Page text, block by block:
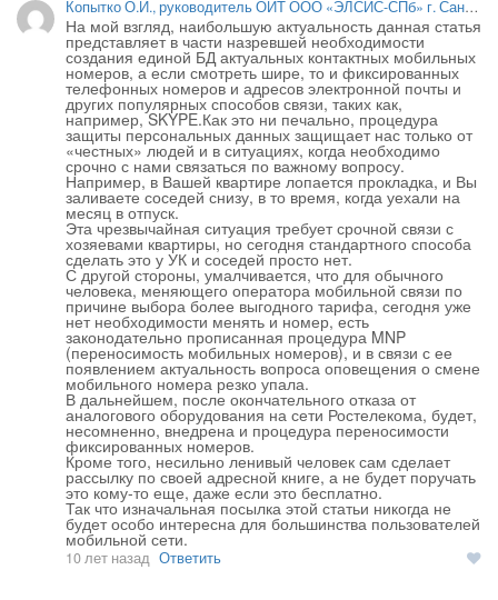
Копытко О.И., руководитель ОИТ ООО «ЭЛСИС-СПб» г. Санкт-Петербурга
На мой взгляд, наибольшую актуальность данная статья
представляет в части назревшей необходимости
создания единой БД актуальных контактных мобильных
номеров, а если смотреть шире, то и фиксированных
телефонных номеров и адресов электронной почты и
других популярных способов связи, таких как,
например, SKYPE.Как это ни печально, процедура
защиты персональных данных защищает нас только от
«честных» людей и в ситуациях, когда необходимо
срочно с нами связаться по важному вопросу.
Например, в Вашей квартире лопается прокладка, и Вы
заливаете соседей снизу, в то время, когда уехали на
месяц в отпуск.
Эта чрезвычайная ситуация требует срочной связи с
хозяевами квартиры, но сегодня стандартного способа
сделать это у УК и соседей просто нет.
С другой стороны, умалчивается, что для обычного
человека, меняющего оператора мобильной связи по
причине выбора более выгодного тарифа, сегодня уже
нет необходимости менять и номер, есть
законодательно прописанная процедура MNP
(переносимость мобильных номеров), и в связи с ее
появлением актуальность вопроса оповещения о смене
мобильного номера резко упала.
В дальнейшем, после окончательного отказа от
аналогового оборудования на сети Ростелекома, будет,
несомненно, внедрена и процедура переносимости
фиксированных номеров.
Кроме того, несильно ленивый человек сам сделает
рассылку по своей адресной книге, а не будет поручать
это кому-то еще, даже если это бесплатно.
Так что изначальная посылка этой статьи никогда не
будет особо интересна для большинства пользователей
10 лет назад Ответить